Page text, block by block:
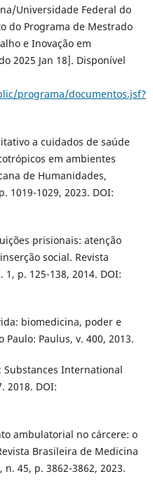
Universidade Federal do
do Programa de Mestrado
e Inovação em
2025 Jan 18]. Disponível
programa/documentos.jsf?
a cuidados de saúde
em ambientes
de Humanidades,
1019-1029, 2023. DOI:
prisionais: atenção
social. Revista
p. 125-138, 2014. DOI:
biomedicina, poder e
Paulo: Paulus, v. 400, 2013.
Substances International
2018. DOI:
ambulatorial no cárcere: o
Brasileira de Medicina
45, p. 3862-3862, 2023.